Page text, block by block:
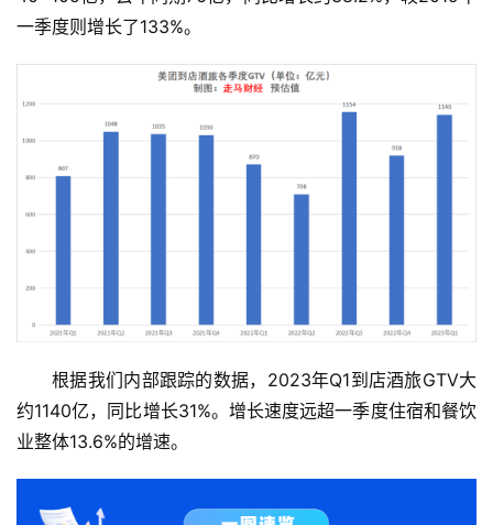
一季度则增长了133%。
根据我们内部跟踪的数据，2023年Q1到店酒旅GTV大
约1140亿，同比增长31%。增长速度远超一季度住宿和餐饮
业整体13.6%的增速。